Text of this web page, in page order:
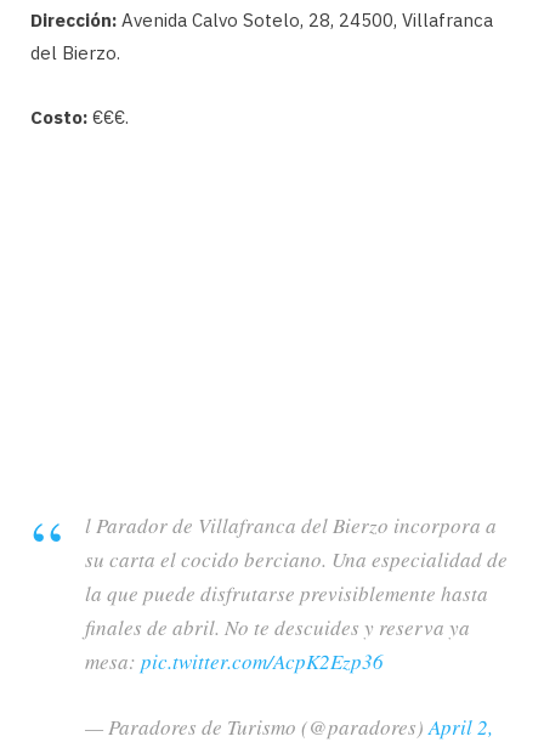
Dirección: Avenida Calvo Sotelo, 28, 24500, Villafranca
del Bierzo.
Costo: €€€.
l Parador de Villafranca del Bierzo incorpora a
su carta el cocido berciano. Una especialidad de
la que puede disfrutarse previsiblemente hasta
finales de abril. No te descuides y reserva ya
mesa: pic.twitter.com/AcpK2Ezp36
— Paradores de Turismo (@paradores)April 2,